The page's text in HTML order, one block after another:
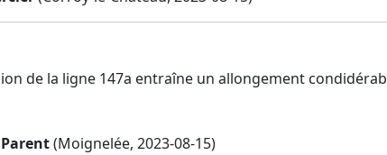
de la ligne 147a entraîne un allongement
(Moignelée, 2023-08-15)